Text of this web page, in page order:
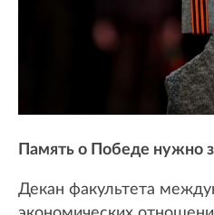
Память о Победе нужно
Декан факультета